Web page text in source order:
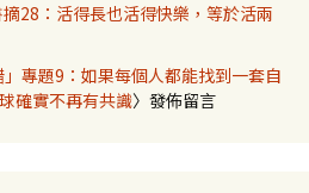
摘28：活得長也活得快樂，等於活兩
」專題9：如果每個人都能找到一套自
確實不再有共識〉發佈留言